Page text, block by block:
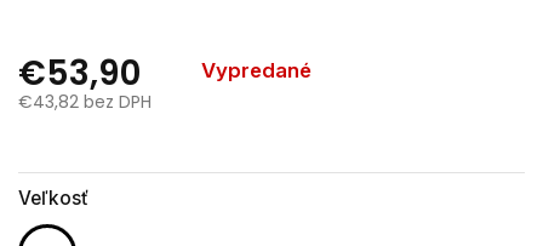
€53,90
Vypredané
€43,82 bez DPH
Veľkosť